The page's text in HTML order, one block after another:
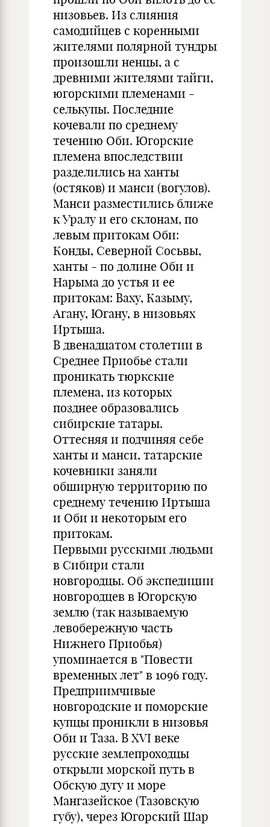
низовьев. Из слияния
самодийцев с коренными
жителями полярной тундры
произошли ненцы, а с
древними жителями тайги,
югорскими племенами -
селькупы. Последние
кочевали по среднему
течению Оби. Югорские
племена впоследствии
разделились на ханты
(остяков) и манси (вогулов).
Манси разместились ближе
к Уралу и его склонам, по
левым притокам Оби:
Конды, Северной Сосьвы,
ханты - по долине Оби и
Нарыма до устья и ее
притокам: Ваху, Казыму,
Агану, Югану, в низовьях
Иртыша.
В двенадцатом столетии в
Среднее Приобье стали
проникать тюркские
племена, из которых
позднее образовались
сибирские татары.
Оттесняя и подчиняя себе
ханты и манси, татарские
кочевники заняли
обширную территорию по
среднему течению Иртыша
и Оби и некоторым его
притокам.
Первыми русскими людьми
в Сибири стали
новгородцы. Об экспедиции
новгородцев в Югорскую
землю (так называемую
левобережную часть
Нижнего Приобья)
упоминается в "Повести
временных лет" в 1096 году.
Предприимчивые
новгородские и поморские
купцы проникли в низовья
Оби и Таза. В XVI веке
русские землепроходцы
открыли морской путь в
Обскую дугу и море
Мангазейское (Тазовскую
губу), через Югорский Шар